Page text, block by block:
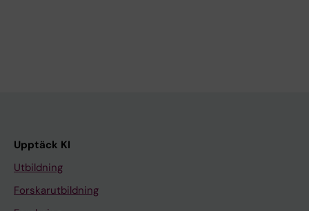
Upptäck KI
Utbildning
Forskarutbildning